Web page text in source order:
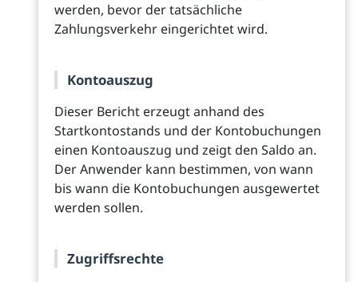
werden, bevor der tatsächliche
Zahlungsverkehr eingerichtet wird.
Kontoauszug
Dieser Bericht erzeugt anhand des
Startkontostands und der Kontobuchungen
einen Kontoauszug und zeigt den Saldo an.
Der Anwender kann bestimmen, von wann
bis wann die Kontobuchungen ausgewertet
werden sollen.
Zugriffsrechte